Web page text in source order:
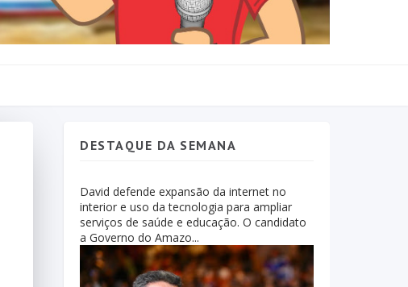
DESTAQUE DA SEMANA
David defende expansão da internet no
interior e uso da tecnologia para ampliar
serviços de saúde e educação. O candidato
a Governo do Amazo...